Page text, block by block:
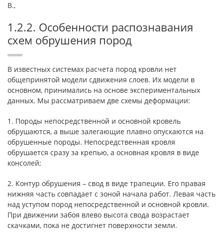
В.,
1.2.2. Особенности распознавания
схем обрушения пород
В известных системах расчета пород кровли нет
общепринятой модели сдвижения слоев. Их модели в
основном, принимались на основе экспериментальных
данных. Мы рассматриваем две схемы деформации:
1. Породы непосредственной и основной кровель
обрушаются, а выше залегающие плавно опускаются на
обрушенные породы. Непосредственная кровля
обрушается сразу за крепью, а основная кровля в виде
консолей;
2. Контур обрушения – свод в виде трапеции. Его правая
нижняя часть совпадает с зоной начала работ. Левая часть
над уступом пород непосредственной и основной кровли.
При движении забоя влево высота свода возрастает
скачками, пока не достигнет поверхности земли.